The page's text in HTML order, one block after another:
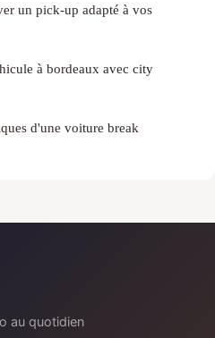
un pick-up adapté à vos
à bordeaux avec city
d'une voiture break
au quotidien